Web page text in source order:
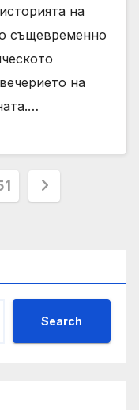
на
същевременно
на
Search